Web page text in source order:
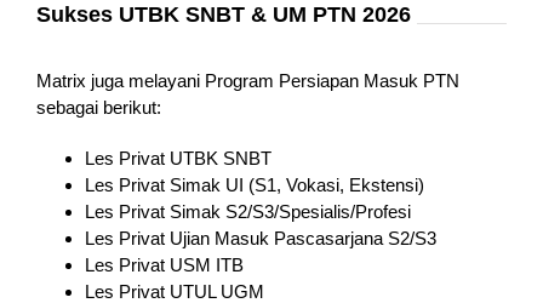
Sukses UTBK SNBT & UM PTN 2026
Matrix juga melayani Program Persiapan Masuk PTN
sebagai berikut:
Les Privat UTBK SNBT
Les Privat Simak UI (S1, Vokasi, Ekstensi)
Les Privat Simak S2/S3/Spesialis/Profesi
Les Privat Ujian Masuk Pascasarjana S2/S3
Les Privat USM ITB
Les Privat UTUL UGM